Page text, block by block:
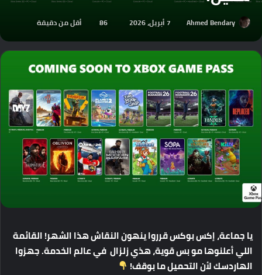
Ahmed Bendary 7 أبريل، 2026 86 أقل من دقيقة
ياجماعة،إكسبوكسقررواينهونالنقاشهذاالشهر!القائمة
الليأعلنوهاموبسقوية،هذيزلزال فيعالمالخدمة.جهزوا
الهاردسكلأنالتحميلمابوقف!